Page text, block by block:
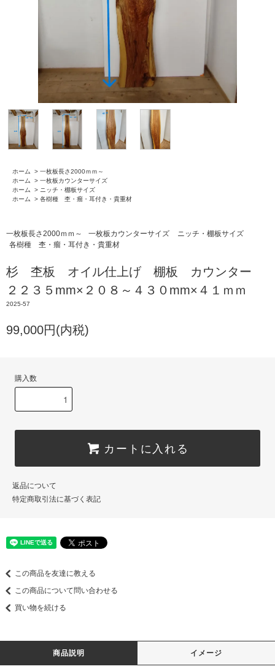
ホーム > 一枚板長さ2000ｍｍ～
ホーム
> 一枚板カウンターサイズ
ホーム
> ニッチ・棚板サイズ
ホーム
> 各樹種 杢・瘤・耳付き・貴重材
一枚板長さ2000ｍｍ～ 一枚板カウンターサイズ
ニッチ・棚板サイズ
各樹種 杢・瘤・耳付き・貴重材
杉 杢板 オイル仕上げ 棚板 カウンター
２２３５mm×２０８～４３０mm×４１ｍｍ
2025-57
99,000円(内税)
購入数
カートに入れる
返品について
特定商取引法に基づく表記
この商品を友達に教える
この商品について問い合わせる
買い物を続ける
商品説明 イメージ